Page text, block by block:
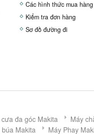
Các hình thức mua hàng
Kiểm tra đơn hàng
Sơ đồ đường đi
cưa đa góc Makita Máy
Makita Máy Phay